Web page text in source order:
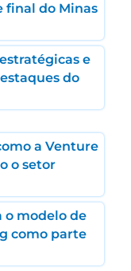
final do Minas
e
do
a Venture
o setor
o modelo de
como parte